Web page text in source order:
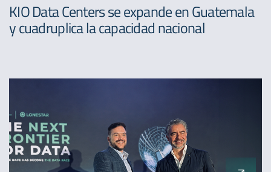
KIO Data Centers se expande en Guatemala
y cuadruplica la capacidad nacional